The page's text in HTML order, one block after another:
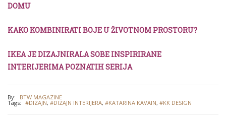
DOMU
KAKO KOMBINIRATI BOJE U ŽIVOTNOM PROSTORU?
IKEA JE DIZAJNIRALA SOBE INSPIRIRANE
INTERIJERIMA POZNATIH SERIJA
By: BTW MAGAZINE
Tags: #DIZAJN, #DIZAJN INTERIJERA, #KATARINA KAVAIN, #KK DESIGN